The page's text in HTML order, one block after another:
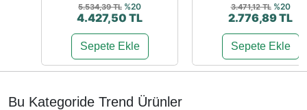
5.534,39 TL %20
4.427,50 TL
Sepete Ekle
3.471,12 TL %20
2.776,89 TL
Sepete Ekle
Bu Kategoride Trend Ürünler